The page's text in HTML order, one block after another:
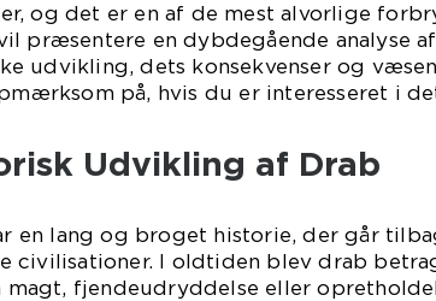
og det er en af de mest alvorlige
præsentere en dybdegående analyse
udvikling, dets konsekvenser og
på, hvis du er interesseret i
Udvikling af Drab
en lang og broget historie, der går
civilisationer. I oldtiden blev drab
magt, fjendeudryddelse eller